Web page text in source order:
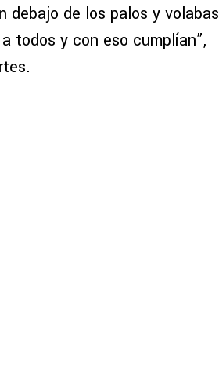
debajo de los palos y volabas
todos y con eso cumplían”,